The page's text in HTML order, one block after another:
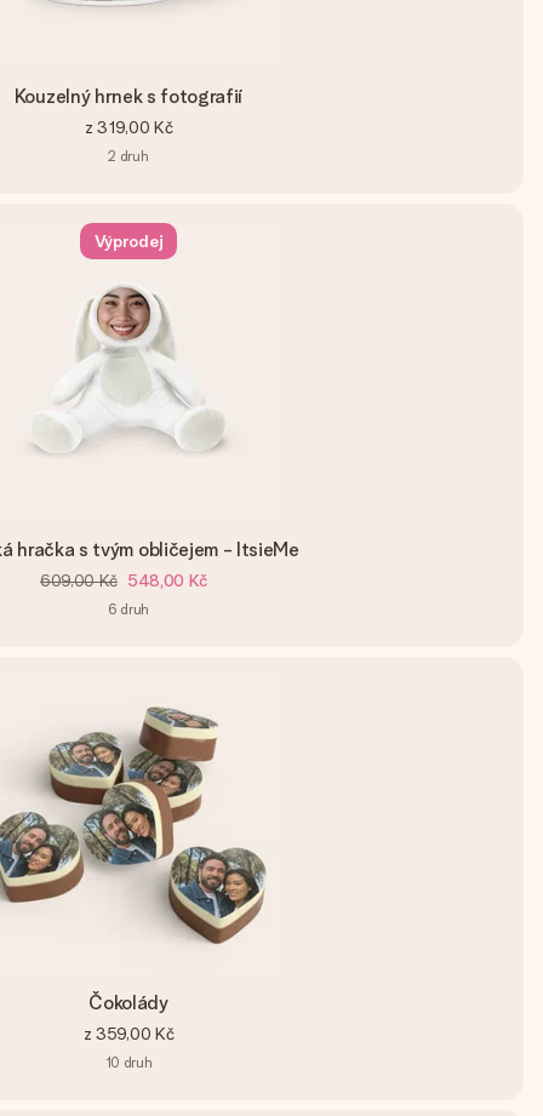
Kouzelný hrnek s fotografií
z 319,00 Kč
2 druh
Výprodej
hračka s tvým obličejem - ItsieMe
609,00 Kč 548,00 Kč
6 druh
Čokolády
z 359,00 Kč
10 druh